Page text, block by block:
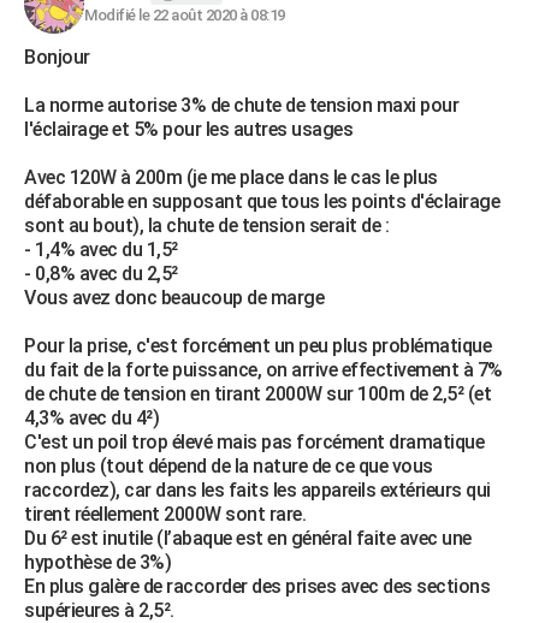
Modifié le 22 août 2020 à 08:19
Bonjour
La norme autorise 3% de chute de tension maxi pour
l'éclairage et 5% pour les autres usages
Avec 120W à 200m (je me place dans le cas le plus
défaborable en supposant que tous les points d'éclairage
sont au bout), la chute de tension serait de :
- 1,4% avec du 1,5²
- 0,8% avec du 2,5²
Vous avez donc beaucoup de marge
Pour la prise, c'est forcément un peu plus problématique
du fait de la forte puissance, on arrive effectivement à 7%
de chute de tension en tirant 2000W sur 100m de 2,5² (et
4,3% avec du 4²)
C'est un poil trop élevé mais pas forcément dramatique
non plus (tout dépend de la nature de ce que vous
raccordez), car dans les faits les appareils extérieurs qui
tirent réellement 2000W sont rare.
Du 6² est inutile (l’abaque est en général faite avec une
hypothèse de 3%)
En plus galère de raccorder des prises avec des sections
supérieures à 2,5².